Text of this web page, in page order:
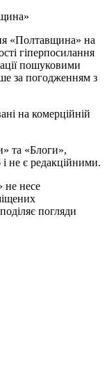
«Полтавщина» на
гіперпосилання
пошуковими
за погодженням з
на комерційній
та «Блоги»,
і не є редакційними.
не несе
погляди